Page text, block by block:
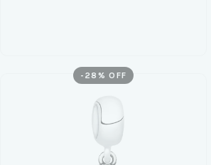
- 28 % OFF